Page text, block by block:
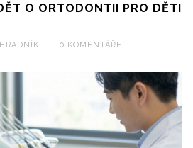
O ORTODONTII PRO DĚTI
— 0 KOMENTÁŘE